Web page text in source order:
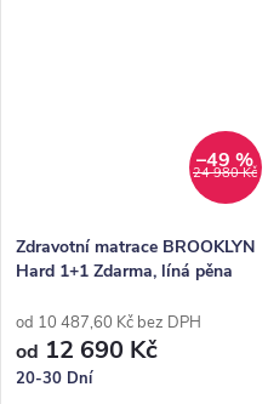
24 980 Kč
–49 %
Zdravotní matrace BROOKLYN
Hard 1+1 Zdarma, líná pěna
od 10 487,60 Kč bez DPH
od 12 690 Kč
20-30 Dní